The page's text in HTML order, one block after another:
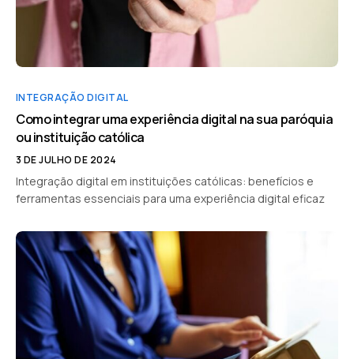
INTEGRAÇÃO DIGITAL
Como integrar uma experiência digital na sua paróquia
ou instituição católica
3 DE JULHO DE 2024
Integração digital em instituições católicas: benefícios e
ferramentas essenciais para uma experiência digital eficaz